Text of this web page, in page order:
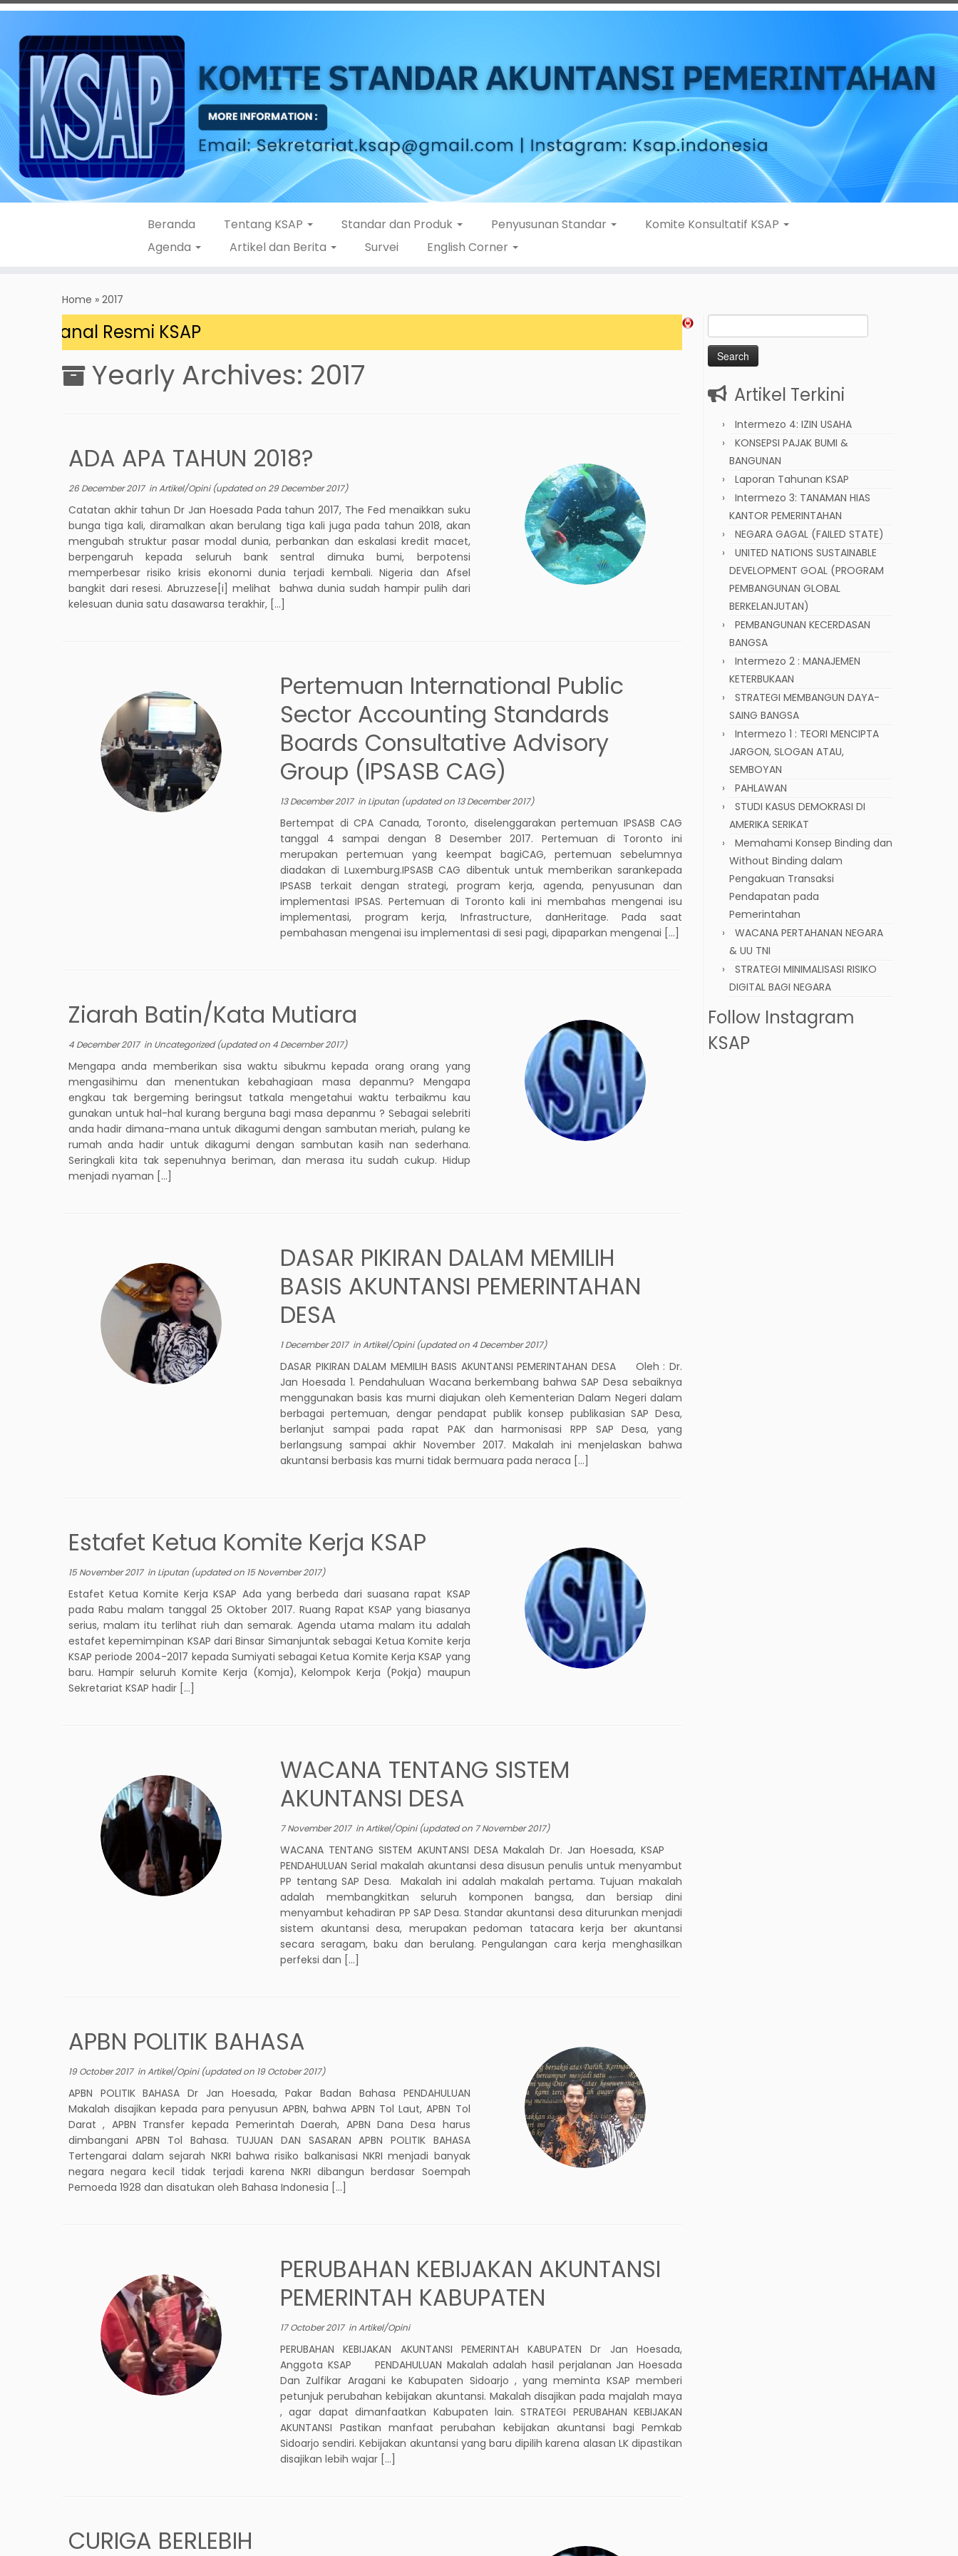
Beranda Tentang KSAP Standar dan Produk Penyusunan Standar
Komite Konsultatif KSAP
Agenda
Artikel dan Berita Survei English Corner
Home » 2017
Resmi KSAP
Yearly Archives: 2017
ADA APA TAHUN 2018?
26 December 2017inArtikel/Opini(updated on29 December 2017)
Catatan akhir tahun Dr Jan Hoesada Pada tahun 2017, The Fed menaikkan suku
bunga tiga kali, diramalkan akan berulang tiga kali juga pada tahun 2018, akan
mengubah struktur pasar modal dunia, perbankan dan eskalasi kredit macet,
berpengaruh kepada seluruh bank sentral dimuka bumi, berpotensi
memperbesar risiko krisis ekonomi dunia terjadi kembali. Nigeria dan Afsel
bangkit dari resesi. Abruzzese[i] melihat bahwa dunia sudah hampir pulih dari
kelesuan dunia satu dasawarsa terakhir, […]
Pertemuan International Public
Sector Accounting Standards
Boards Consultative Advisory
Group (IPSASB CAG)
13 December 2017in Liputan (updated on 13 December 2017)
Bertempat di CPA Canada, Toronto, diselenggarakan pertemuan IPSASB CAG
tanggal 4 sampai dengan 8 Desember 2017. Pertemuan di Toronto ini
merupakan pertemuan yang keempat bagiCAG, pertemuan sebelumnya
diadakan di Luxemburg.IPSASB CAG dibentuk untuk memberikan sarankepada
IPSASB terkait dengan strategi, program kerja, agenda, penyusunan dan
implementasi IPSAS. Pertemuan di Toronto kali ini membahas mengenai isu
implementasi, program kerja, Infrastructure, danHeritage. Pada saat
pembahasan mengenai isu implementasi di sesi pagi, dipaparkan mengenai […]
Ziarah Batin/Kata Mutiara
4 December 2017in Uncategorized(updated on 4 December 2017)
Mengapa anda memberikan sisa waktu sibukmu kepada orang orang yang
mengasihimu dan menentukan kebahagiaan masa depanmu? Mengapa
engkau tak bergeming beringsut tatkala mengetahui waktu terbaikmu kau
gunakan untuk hal-hal kurang berguna bagi masa depanmu ? Sebagai selebriti
anda hadir dimana-mana untuk dikagumi dengan sambutan meriah, pulang ke
rumah anda hadir untuk dikagumi dengan sambutan kasih nan sederhana.
Seringkali kita tak sepenuhnya beriman, dan merasa itu sudah cukup. Hidup
menjadi nyaman […]
DASAR PIKIRAN DALAM MEMILIH
BASIS AKUNTANSI PEMERINTAHAN
DESA
1 December 2017inArtikel/Opini(updated on 4 December 2017)
DASAR PIKIRAN DALAM MEMILIH BASIS AKUNTANSI PEMERINTAHAN DESA Oleh : Dr.
Jan Hoesada 1. Pendahuluan Wacana berkembang bahwa SAP Desa sebaiknya
menggunakan basis kas murni diajukan oleh Kementerian Dalam Negeri dalam
berbagai pertemuan, dengar pendapat publik konsep publikasian SAP Desa,
berlanjut sampai pada rapat PAK dan harmonisasi RPP SAP Desa, yang
berlangsung sampai akhir November 2017. Makalah ini menjelaskan bahwa
akuntansi berbasis kas murni tidak bermuara pada neraca […]
Estafet Ketua Komite Kerja KSAP
15 November 2017in Liputan (updated on 15 November 2017)
Estafet Ketua Komite Kerja KSAP Ada yang berbeda dari suasana rapat KSAP
pada Rabu malam tanggal 25 Oktober 2017. Ruang Rapat KSAP yang biasanya
serius, malam itu terlihat riuh dan semarak. Agenda utama malam itu adalah
estafet kepemimpinan KSAP dari Binsar Simanjuntak sebagai Ketua Komite kerja
KSAP periode 2004-2017 kepada Sumiyati sebagai Ketua Komite Kerja KSAP yang
baru. Hampir seluruh Komite Kerja (Komja), Kelompok Kerja (Pokja) maupun
Sekretariat KSAP hadir […]
WACANA TENTANG SISTEM
AKUNTANSI DESA
7 November 2017inArtikel/Opini(updated on 7 November 2017)
WACANA TENTANG SISTEM AKUNTANSI DESA Makalah Dr. Jan Hoesada, KSAP
PENDAHULUAN Serial makalah akuntansi desa disusun penulis untuk menyambut
PP tentang SAP Desa. Makalah ini adalah makalah pertama. Tujuan makalah
adalah membangkitkan seluruh komponen bangsa, dan bersiap dini
menyambut kehadiran PP SAP Desa. Standar akuntansi desa diturunkan menjadi
sistem akuntansi desa, merupakan pedoman tatacara kerja ber akuntansi
secara seragam, baku dan berulang. Pengulangan cara kerja menghasilkan
perfeksi dan […]
APBN POLITIK BAHASA
19 October 2017inArtikel/Opini(updated on 19 October 2017)
APBN POLITIK BAHASA Dr Jan Hoesada, Pakar Badan Bahasa PENDAHULUAN
Makalah disajikan kepada para penyusun APBN, bahwa APBN Tol Laut, APBN Tol
Darat , APBN Transfer kepada Pemerintah Daerah, APBN Dana Desa harus
dimbangani APBN Tol Bahasa. TUJUAN DAN SASARAN APBN POLITIK BAHASA
Tertengarai dalam sejarah NKRI bahwa risiko balkanisasi NKRI menjadi banyak
negara negara kecil tidak terjadi karena NKRI dibangun berdasar Soempah
Pemoeda 1928 dan disatukan oleh Bahasa Indonesia […]
PERUBAHAN KEBIJAKAN AKUNTANSI
PEMERINTAH KABUPATEN
17 October 2017inArtikel/Opini
PERUBAHAN KEBIJAKAN AKUNTANSI PEMERINTAH KABUPATEN Dr Jan Hoesada,
Anggota KSAP PENDAHULUAN Makalah adalah hasil perjalanan Jan Hoesada
Dan Zulfikar Aragani ke Kabupaten Sidoarjo , yang meminta KSAP memberi
petunjuk perubahan kebijakan akuntansi. Makalah disajikan pada majalah maya
, agar dapat dimanfaatkan Kabupaten lain. STRATEGI PERUBAHAN KEBIJAKAN
AKUNTANSI Pastikan manfaat perubahan kebijakan akuntansi bagi Pemkab
Sidoarjo sendiri. Kebijakan akuntansi yang baru dipilih karena alasan LK dipastikan
disajikan lebih wajar […]
CURIGA BERLEBIH
Search
for:
Artikel Terkini
Intermezo 4: IZIN USAHA
KONSEPSI PAJAK BUMI &
BANGUNAN
Laporan Tahunan KSAP
Intermezo 3: TANAMAN HIAS
KANTOR PEMERINTAHAN
NEGARA GAGAL (FAILED STATE)
UNITED NATIONS SUSTAINABLE
DEVELOPMENT GOAL (PROGRAM
PEMBANGUNAN GLOBAL
BERKELANJUTAN)
PEMBANGUNAN KECERDASAN
BANGSA
Intermezo 2 : MANAJEMEN
KETERBUKAAN
STRATEGI MEMBANGUN DAYA-
SAING BANGSA
Intermezo 1 : TEORI MENCIPTA
JARGON, SLOGAN ATAU,
SEMBOYAN
PAHLAWAN
STUDI KASUS DEMOKRASI DI
AMERIKA SERIKAT
Memahami Konsep Binding dan
Without Binding dalam
Pengakuan Transaksi
Pendapatan pada
Pemerintahan
WACANA PERTAHANAN NEGARA
& UU TNI
STRATEGI MINIMALISASI RISIKO
DIGITAL BAGI NEGARA
Follow Instagram
KSAP